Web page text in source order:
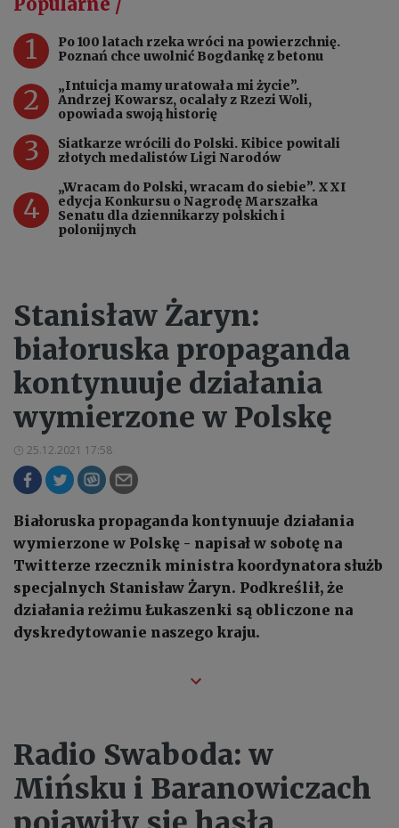
1
Po 100 latach rzeka wróci na powierzchnię.
Poznań chce uwolnić Bogdankę z betonu
2
„Intuicja mamy uratowała mi życie”.
Andrzej Kowarsz, ocalały z Rzezi Woli,
opowiada swoją historię
3
Siatkarze wrócili do Polski. Kibice powitali
złotych medalistów Ligi Narodów
4
„Wracam do Polski, wracam do siebie”. XXI
edycja Konkursu o Nagrodę Marszałka
Senatu dla dziennikarzy polskich i
polonijnych
Stanisław Żaryn:
białoruska propaganda
kontynuuje działania
wymierzone w Polskę
25.12.2021 17:58
Białoruska propaganda kontynuuje działania
wymierzone w Polskę - napisał w sobotę na
Twitterze rzecznik ministra koordynatora służb
specjalnych Stanisław Żaryn. Podkreślił, że
działania reżimu Łukaszenki są obliczone na
dyskredytowanie naszego kraju.
Radio Swaboda: w
Mińsku i Baranowiczach